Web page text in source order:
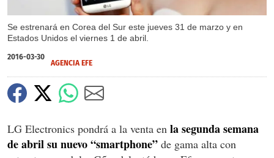
Se estrenará en Corea del Sur este jueves 31 de marzo y en
Estados Unidos el viernes 1 de abril.
2016-03-30
AGENCIA EFE
LG Electronics pondrá a la venta en la segunda semana
de abril su nuevo “smartphone” de gama alta con